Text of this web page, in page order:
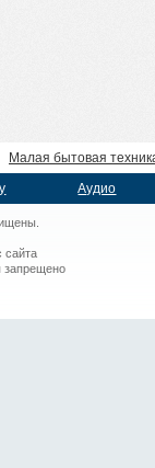
Малая бытовая
Аудио
сайта
запрещено